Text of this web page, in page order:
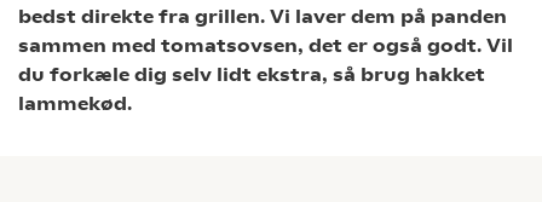
bedst direkte fra grillen. Vi laver dem på panden
sammen med tomatsovsen, det er også godt. Vil
du forkæle dig selv lidt ekstra, så brug hakket
lammekød.